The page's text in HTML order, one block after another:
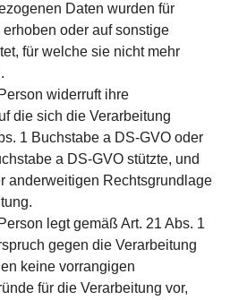
Daten wurden für
oder auf sonstige
für welche sie nicht mehr
widerruft ihre
die sich die Verarbeitung
1 Buchstabe a DS-GVO oder
a DS-GVO stützte, und
anderweitigen Rechtsgrundlage
legt gemäß Art. 21 Abs. 1
gegen die Verarbeitung
keine vorrangigen
für die Verarbeitung vor,